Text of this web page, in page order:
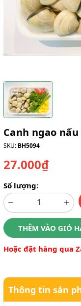
Canh ngao nấu
SKU: BH5094
27.000₫
Số lượng:
THÊM VÀO GIỎ
Hoặc đặt hàng qua
Thông tin sản